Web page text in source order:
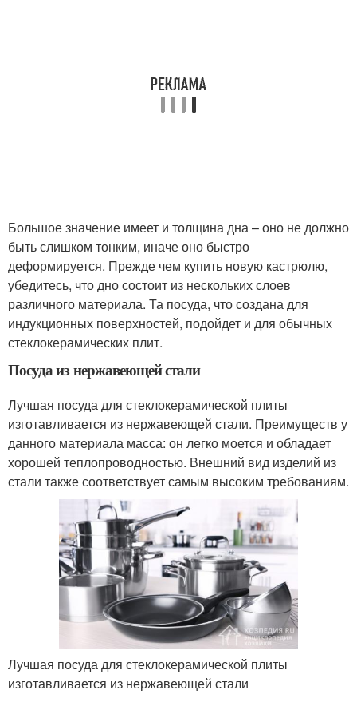
Большое значение имеет и толщина дна – оно не должно
быть слишком тонким, иначе оно быстро
деформируется. Прежде чем купить новую кастрюлю,
убедитесь, что дно состоит из нескольких слоев
различного материала. Та посуда, что создана для
индукционных поверхностей, подойдет и для обычных
стеклокерамических плит.
Посуда из нержавеющей стали
Лучшая посуда для стеклокерамической плиты
изготавливается из нержавеющей стали. Преимуществ у
данного материала масса: он легко моется и обладает
хорошей теплопроводностью. Внешний вид изделий из
стали также соответствует самым высоким требованиям.
Лучшая посуда для стеклокерамической плиты
изготавливается из нержавеющей стали